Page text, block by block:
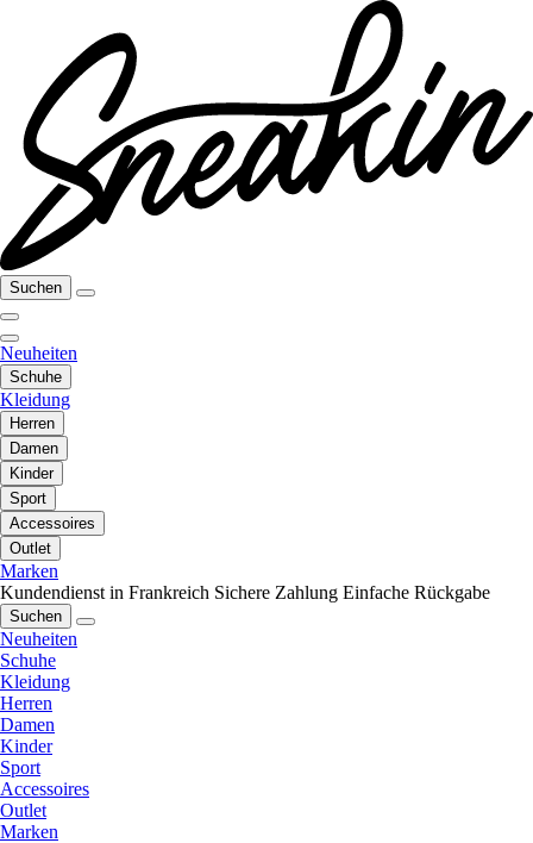
Suchen
Neuheiten
Schuhe
Kleidung
Herren
Damen
Kinder
Sport
Accessoires
Outlet
Marken
Kundendienst in Frankreich Sichere Zahlung Einfache Rückgabe
Suchen
Neuheiten
Schuhe
Kleidung
Herren
Damen
Kinder
Sport
Accessoires
Outlet
Marken